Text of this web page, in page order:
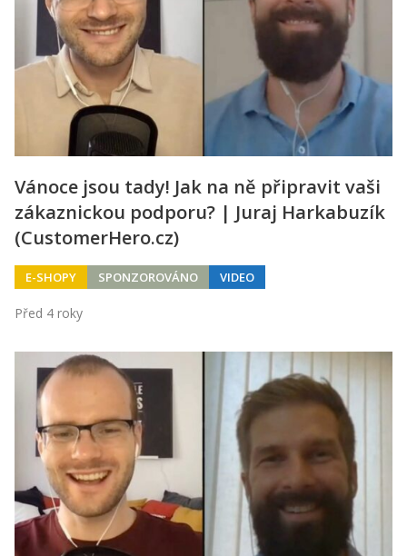
Vánoce jsou tady! Jak na ně připravit vaši
zákaznickou podporu? | Juraj Harkabuzík
(CustomerHero.cz)
E-SHOPY SPONZOROVÁNO VIDEO
Před 4 roky